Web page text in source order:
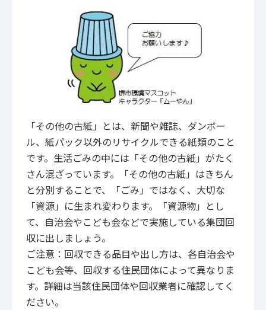
「その他の古紙」とは、新聞や雑誌、ダンボー
ル、紙パック以外のリサイクルできる紙類のこと
です。生活ごみの中には「その他の古紙」がたく
さん混ざっています。「その他の古紙」はきちん
と分別することで、「ごみ」ではなく、大切な
「資源」に生まれ変わります。「資源物」とし
て、自治会やこども会などで実施している集団回
収に出しましょう。
ご注意：回収できる品目や出し方は、各自治会や
こども会等、回収する住民団体によって異なりま
す。詳細は当該住民団体や回収業者に確認してく
ださい。